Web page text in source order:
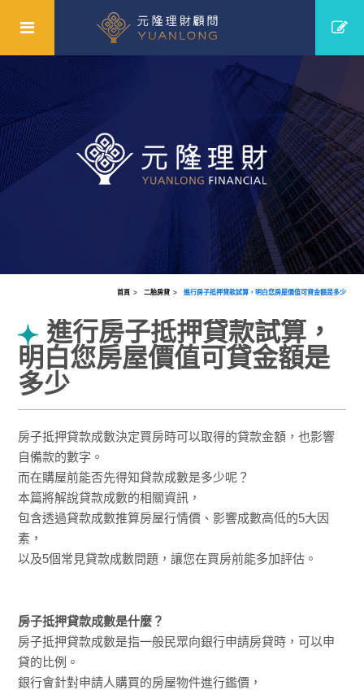
首頁 二胎房貸 進行房子抵押貸款試算，明白您房屋價值可貸金額是多少
進行房子抵押貸款試算，
明白您房屋價值可貸金額是
多少
房子抵押貸款成數決定買房時可以取得的貸款金額，也影響
自備款的數字。
而在購屋前能否先得知貸款成數是多少呢？
本篇將解說貸款成數的相關資訊，
包含透過貸款成數推算房屋行情價、影響成數高低的5大因
素，
以及5個常見貸款成數問題，讓您在買房前能多加評估。
房子抵押貸款成數是什麼？
房子抵押貸款成數是指一般民眾向銀行申請房貸時，可以申
貸的比例。
銀行會針對申請人購買的房屋物件進行鑑價，